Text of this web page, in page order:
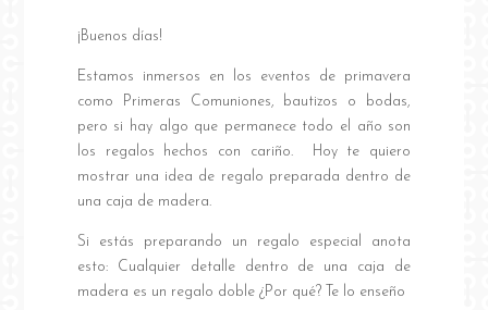
¡Buenos días!
Estamos inmersos en los eventos de primavera
como Primeras Comuniones, bautizos o bodas,
pero si hay algo que permanece todo el año son
los regalos hechos con cariño. Hoy te quiero
mostrar una idea de regalo preparada dentro de
una caja de madera.
Si estás preparando un regalo especial anota
esto: Cualquier detalle dentro de una caja de
madera es un regalo doble ¿Por qué? Te lo enseño